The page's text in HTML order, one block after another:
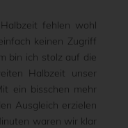
fehlen wohl
keinen Zugriff
bin ich stolz auf die
Halbzeit unser
ein bisschen mehr
Ausgleich erzielen
waren wir klar